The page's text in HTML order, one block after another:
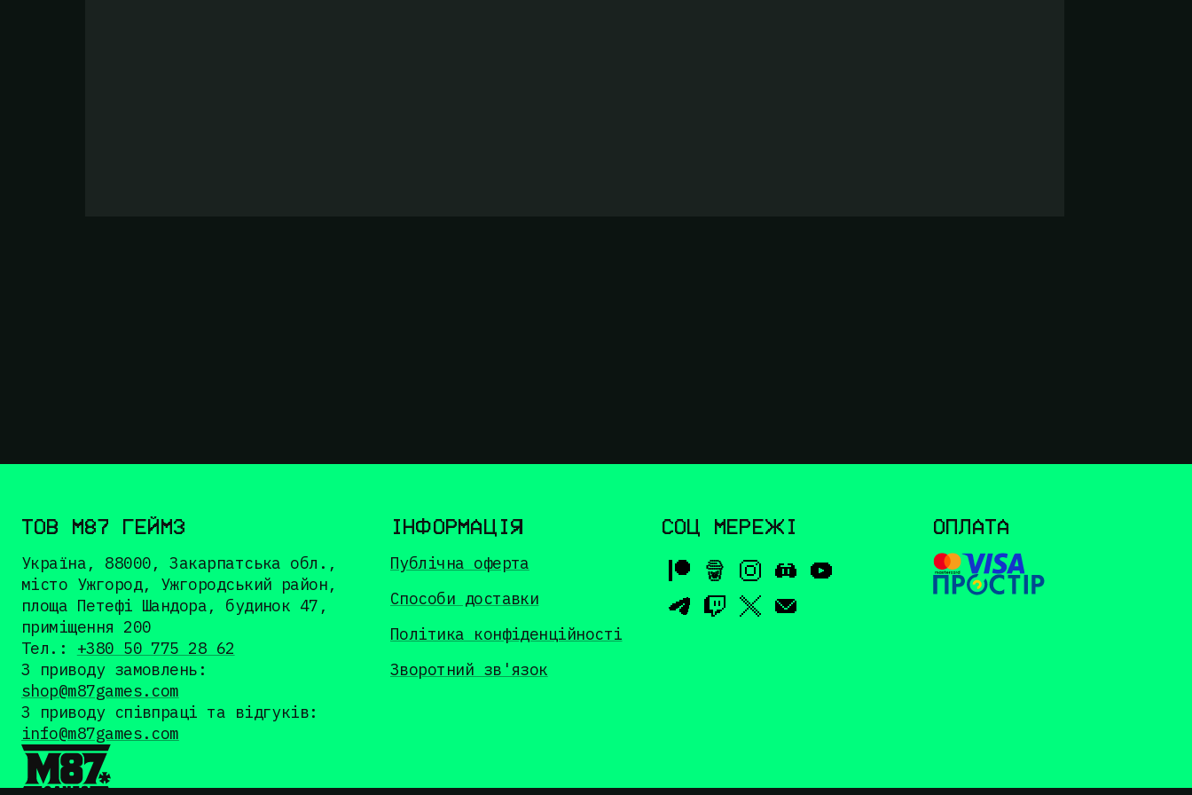
ТОВ М87 ГЕЙМЗ
Україна, 88000, Закарпатська обл.,
місто Ужгород, Ужгородський район,
площа Петефі Шандора, будинок 47,
приміщення 200
Тел.:
+380 50 775 28 62
З приводу замовлень:
shop@m87games.com
З приводу співпраці та відгуків:
info@m87games.com
ІНФОРМАЦІЯ
Публічна оферта
Способи доставки
Політика конфіденційності
Зворотний зв'язок
СОЦ МЕРЕЖІ ОПЛАТА